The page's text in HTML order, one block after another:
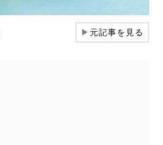
▶元記事を見る